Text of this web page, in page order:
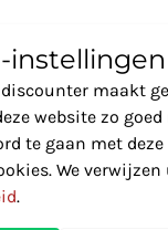
instellingen
maakt
website zo
te gaan met
We
.